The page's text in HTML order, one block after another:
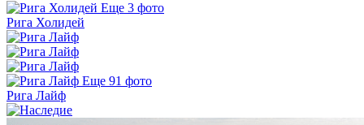
Еще 3 фото
Рига Холидей
Еще 91 фото
Рига Лайф